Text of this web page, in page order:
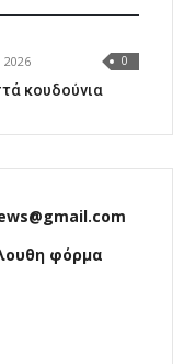
2026 0
κουδούνια
φόρμα